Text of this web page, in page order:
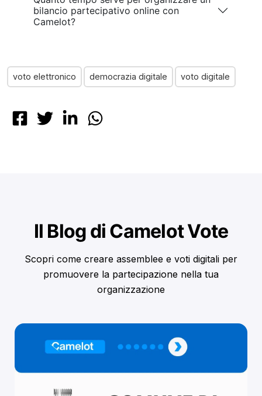
bilancio partecipativo online con
Camelot?
voto elettronico democrazia digitale voto digitale
Il Blog di Camelot Vote
Scopri come creare assemblee e voti digitali per
promuovere la partecipazione nella tua
organizzazione